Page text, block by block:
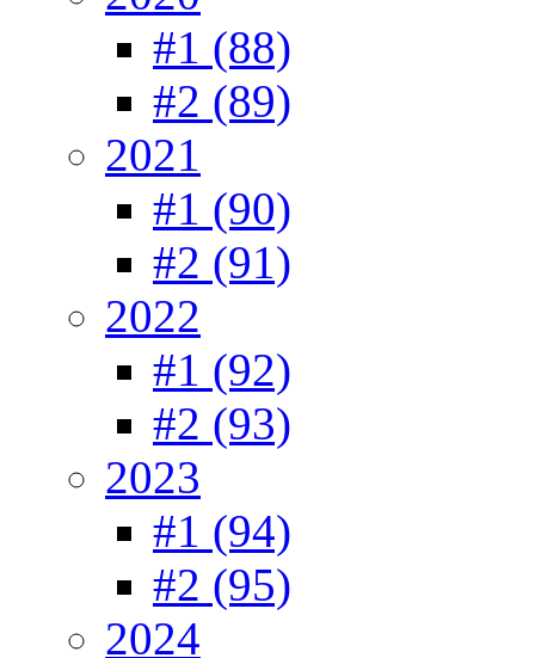
#1 (88)
#2 (89)
2021
#1 (90)
#2 (91)
2022
#1 (92)
#2 (93)
2023
#1 (94)
#2 (95)
2024